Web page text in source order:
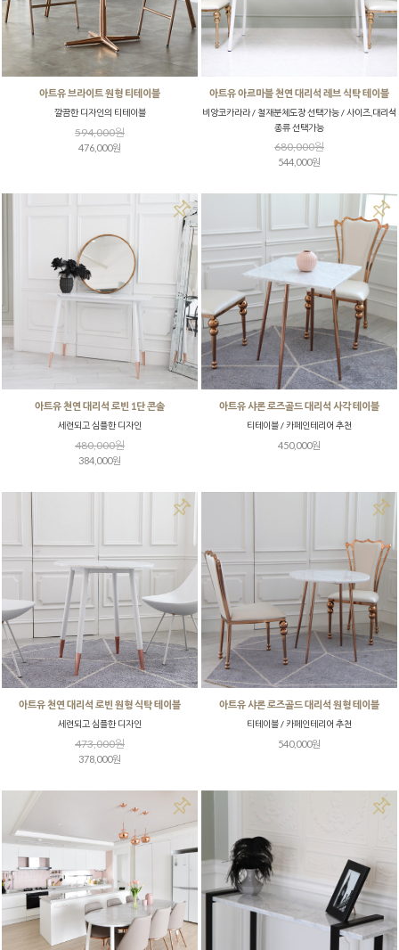
아트유 브라이트 원형 티테이블
깔끔한 디자인의 티테이블
594,000원
476,000원
아트유 아르마블 천연 대리석 레브 식탁 테이블
비앙코카라라 / 철재분체도장 선택가능 / 사이즈,대리석
종류 선택가능
680,000원
544,000원
아트유 천연 대리석 로빈 1단 콘솔
세련되고 심플한 디자인
480,000원
384,000원
아트유 샤론 로즈골드 대리석 사각 테이블
티테이블 / 카페인테리어 추천
450,000원
아트유 천연 대리석 로빈 원형 식탁 테이블
세련되고 심플한 디자인
473,000원
378,000원
아트유 샤론 로즈골드 대리석 원형 테이블
티테이블 / 카페인테리어 추천
540,000원